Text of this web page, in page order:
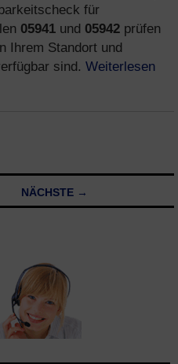
für
05941 und 05942 prüfen
Ihrem Standort und
sind. Weiterlesen
NÄCHSTE →